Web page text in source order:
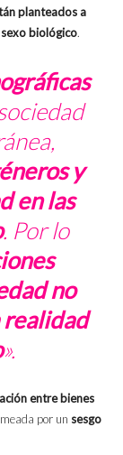
planteados a
biológico.
y
en las
. Por lo
no
».
entre bienes
por un sesgo